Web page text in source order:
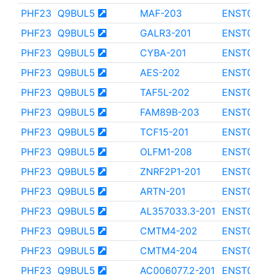
PHF23 Q9BUL5 MAF-203
PHF23 Q9BUL5 GALR3-201
PHF23 Q9BUL5 CYBA-201
PHF23 Q9BUL5 AES-202
PHF23 Q9BUL5 TAF5L-202
PHF23 Q9BUL5 FAM89B-203
PHF23 Q9BUL5 TCF15-201
PHF23 Q9BUL5 OLFM1-208
PHF23 Q9BUL5 ZNRF2P1-201
PHF23 Q9BUL5 ARTN-201
PHF23 Q9BUL5 AL357033.3-201
PHF23 Q9BUL5 CMTM4-202
PHF23 Q9BUL5 CMTM4-204
PHF23 Q9BUL5 AC006077.2-201